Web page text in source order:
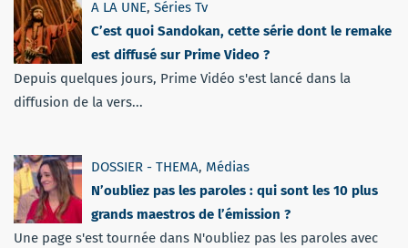
A LA UNE, Séries Tv
C’est quoi Sandokan, cette série dont le remake
est diffusé sur Prime Video ?
Depuis quelques jours, Prime Vidéo s'est lancé dans la
diffusion de la vers...
DOSSIER - THEMA, Médias
N’oubliez pas les paroles : qui sont les 10 plus
grands maestros de l’émission ?
Une page s'est tournée dans N'oubliez pas les paroles avec